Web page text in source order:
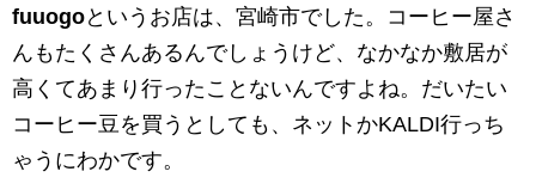
fuuogoというお店は、宮崎市でした。コーヒー屋さ
んもたくさんあるんでしょうけど、なかなか敷居が
高くてあまり行ったことないんですよね。だいたい
コーヒー豆を買うとしても、ネットかKALDI行っち
ゃうにわかです。